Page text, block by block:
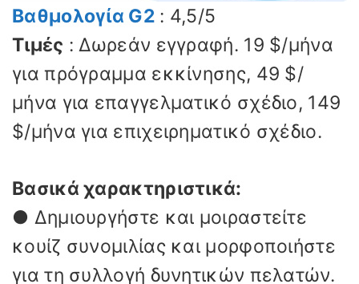
Βαθμολογία G2: 4,5/5
Τιμές : Δωρεάν εγγραφή. 19 $/μήνα
για πρόγραμμα εκκίνησης, 49 $/
μήνα για επαγγελματικό σχέδιο, 149
$/μήνα για επιχειρηματικό σχέδιο.
Βασικά χαρακτηριστικά:
● Δημιουργήστε και μοιραστείτε
κουίζ συνομιλίας και μορφοποιήστε
για τη συλλογή δυνητικών πελατών.